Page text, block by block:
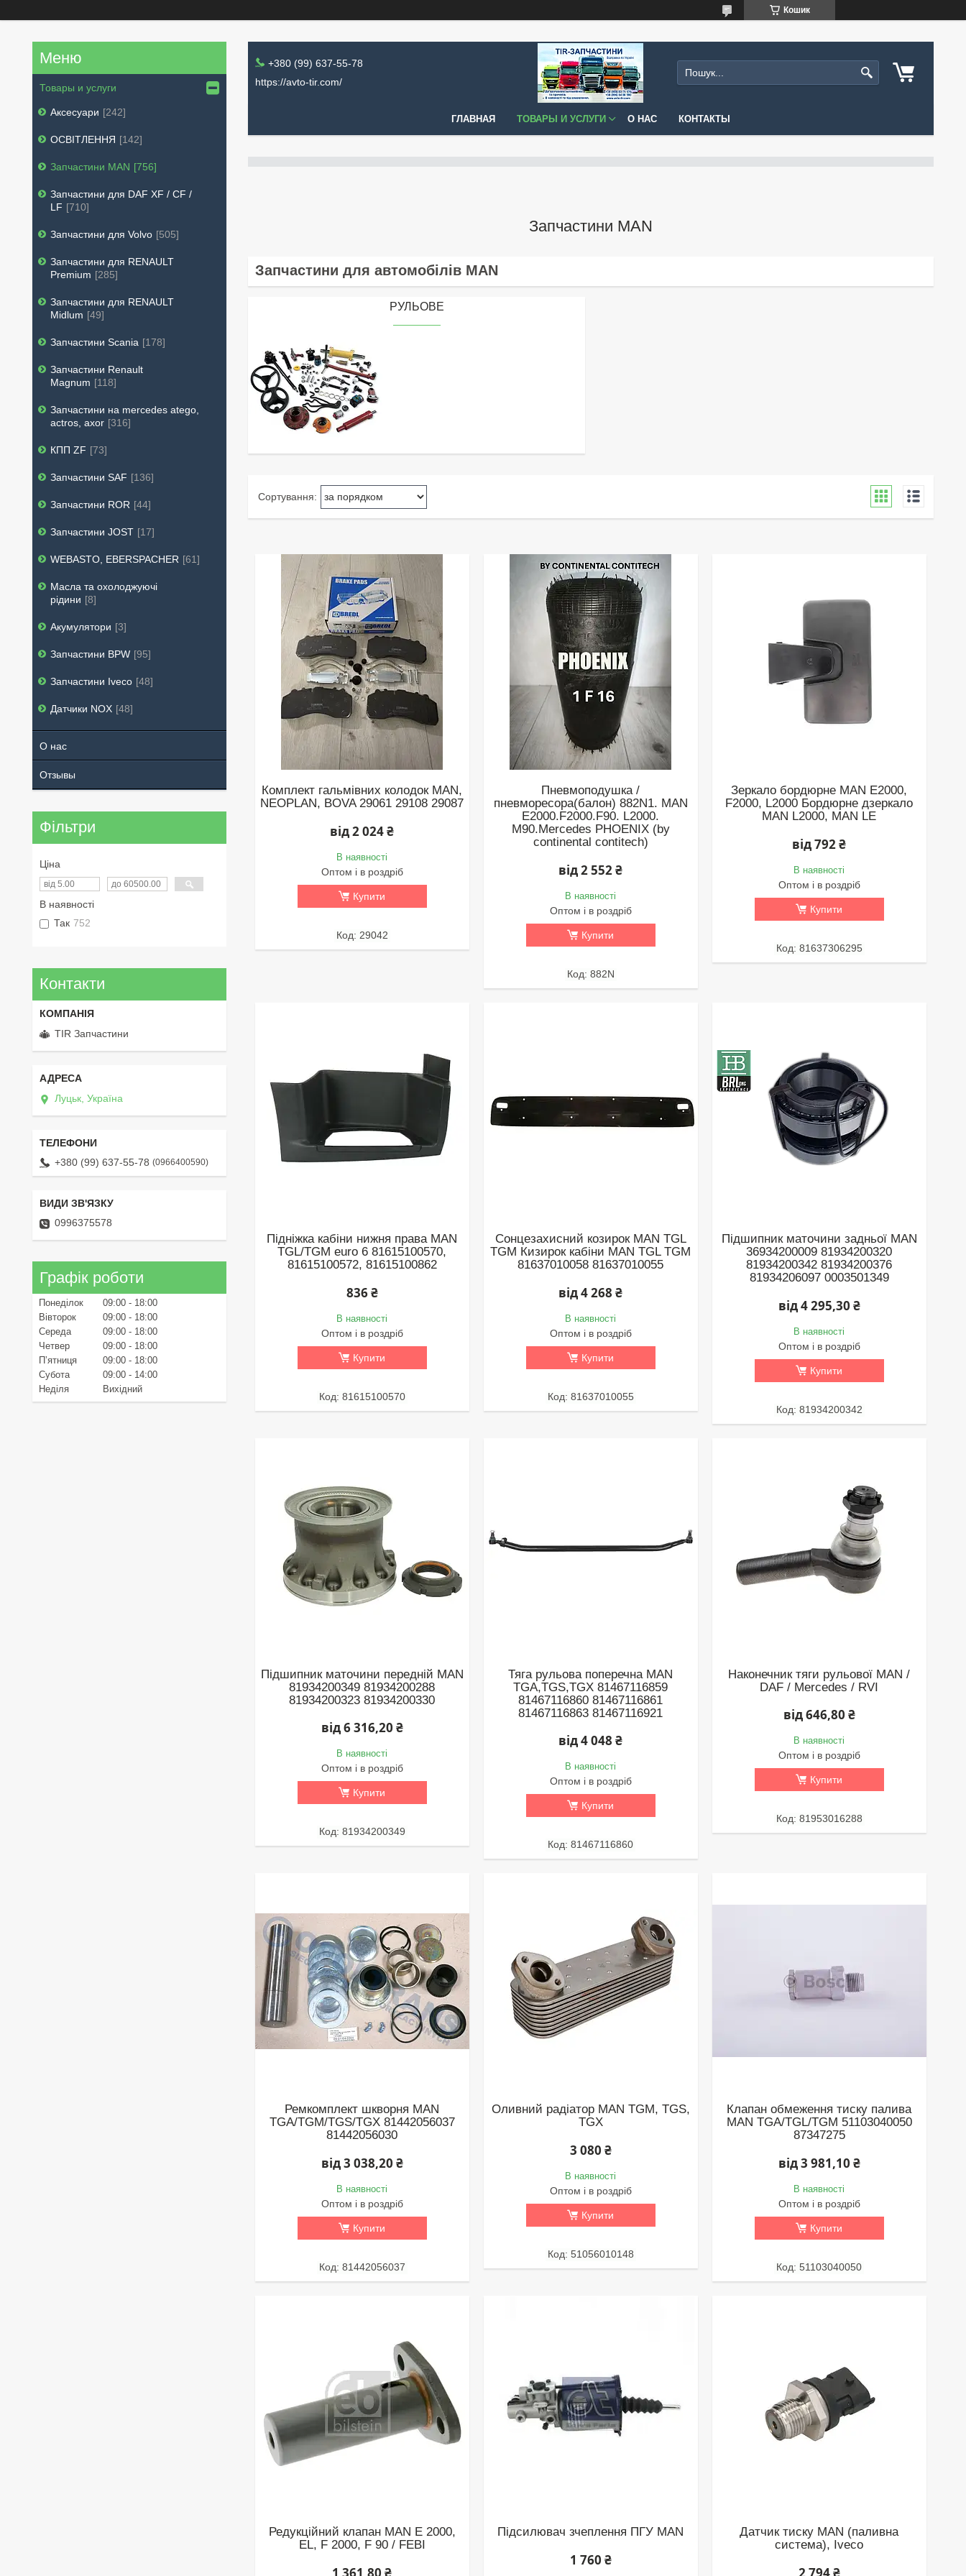
Кошик
+380 (99) 637-55-78
https://avto-tir.com/
ГЛАВНАЯ ТОВАРЫ И УСЛУГИ О НАС КОНТАКТЫ
Запчастини MAN
Запчастини для автомобілів MAN
РУЛЬОВЕ
Комплект гальмівних колодок MAN,
NEOPLAN, BOVA 29061 29108 29087
від 2 024 ₴
В наявності
Оптом і в роздріб
Купити
29042
Пневмоподушка /
пневморесора(балон) 882N1. MAN
E2000.F2000.F90. L2000.
M90.Mercedes PHOENIX (by
continental contitech)
від 2 552 ₴
В наявності
Оптом і в роздріб
Купити
882N
Зеркало бордюрне MAN E2000,
F2000, L2000 Бордюрне дзеркало
MAN L2000, MAN LE
від 792 ₴
В наявності
Оптом і в роздріб
Купити
81637306295
Підніжка кабіни нижня права MAN
TGL/TGM euro 6 81615100570,
81615100572, 81615100862
836 ₴
В наявності
Оптом і в роздріб
Купити
81615100570
Сонцезахисний козирок MAN TGL
TGM Кизирок кабіни MAN TGL TGM
81637010058 81637010055
від 4 268 ₴
В наявності
Оптом і в роздріб
Купити
81637010055
Підшипник маточини задньої MAN
36934200009 81934200320
81934200342 81934200376
81934206097 0003501349
від 4 295,30 ₴
В наявності
Оптом і в роздріб
Купити
81934200342
Підшипник маточини передній MAN
81934200349 81934200288
81934200323 81934200330
від 6 316,20 ₴
В наявності
Оптом і в роздріб
Купити
81934200349
Тяга рульова поперечна MAN
TGA,TGS,TGX 81467116859
81467116860 81467116861
81467116863 81467116921
від 4 048 ₴
В наявності
Оптом і в роздріб
Купити
81467116860
Наконечник тяги рульової MAN /
DAF / Mercedes / RVI
від 646,80 ₴
В наявності
Оптом і в роздріб
Купити
81953016288
Ремкомплект шкворня MAN
TGA/TGM/TGS/TGX 81442056037
81442056030
від 3 038,20 ₴
В наявності
Оптом і в роздріб
Купити
81442056037
Оливний радіатор MAN TGM, TGS,
TGX
3 080 ₴
В наявності
Оптом і в роздріб
Купити
51056010148
Клапан обмеження тиску палива
MAN TGA/TGL/TGM 51103040050
87347275
від 3 981,10 ₴
В наявності
Оптом і в роздріб
Купити
51103040050
Редукційний клапан MAN E 2000,
EL, F 2000, F 90 / FEBI
Підсилювач зчеплення ПГУ MAN
1 760 ₴
Датчик тиску MAN (паливна
система), Iveco
Товары и услуги
Аксесуари 242
ОСВІТЛЕННЯ 142
Запчастини MAN 756
Запчастини для DAF XF / CF /
LF
710
Запчастини для Volvo 505
Запчастини для RENAULT
Premium
285
Запчастини для RENAULT
Midlum
49
Запчастини Scania 178
Запчастини Renault
Magnum
118
Запчастини на mercedes atego,
actros, axor 316
КПП ZF 73
Запчастини SAF 136
Запчастини ROR 44
Запчастини JOST 17
WEBASTO, EBERSPACHER 61
Масла та охолоджуючі
рідини
8
Акумулятори 3
Запчастини BPW 95
Запчастини Iveco 48
Датчики NOX 48
О нас
Отзывы
Фільтри
Ціна
В наявності
Так 752
Контакти
TIR Запчастини
Луцьк, Україна
+380 (99) 637-55-78 0966400590
0996375578
Графік роботи
Понеділок 09:00
18:00
Вівторок
09:00
18:00
Середа
09:00
18:00
Четвер
09:00
18:00
Пʼятниця
09:00
18:00
Субота
09:00
14:00
Неділя
Вихідний